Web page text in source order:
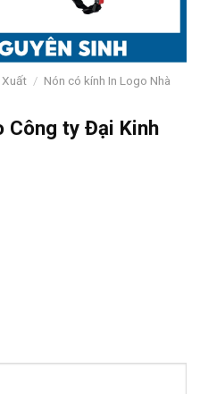
Xuất / Nón có kính In Logo Nhà
Công ty Đại Kinh